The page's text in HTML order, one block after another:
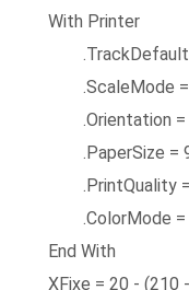
With Printer
.TrackDefault
.ScaleMode =
.Orientation =
.PaperSize =
.PrintQuality =
.ColorMode =
End With
XFixe = 20 - (210 -